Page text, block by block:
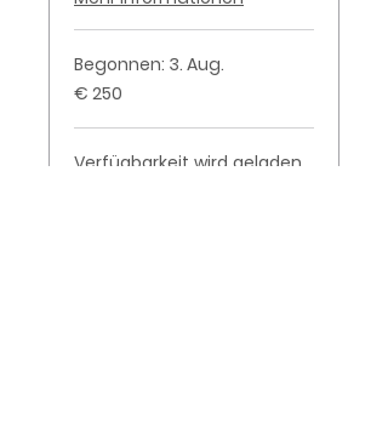
Begonnen: 3. Aug.
250
Euro
€ 250
Verfügbarkeit wird geladen